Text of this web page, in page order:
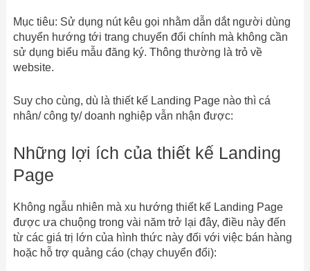
Mục tiêu: Sử dụng nút kêu gọi nhằm dẫn dắt người dùng
chuyển hướng tới trang chuyển đổi chính mà không cần
sử dụng biểu mẫu đăng ký. Thông thường là trỏ về
website.
Suy cho cùng, dù là thiết kế Landing Page nào thì cá
nhân/ công ty/ doanh nghiệp vẫn nhận được:
Những lợi ích của thiết kế Landing
Page
Không ngẫu nhiên mà xu hướng thiết kế Landing Page
được ưa chuộng trong vài năm trở lại đây, điều này đến
từ các giá trị lớn của hình thức này đối với việc bán hàng
hoặc hỗ trợ quảng cáo (chạy chuyển đổi):